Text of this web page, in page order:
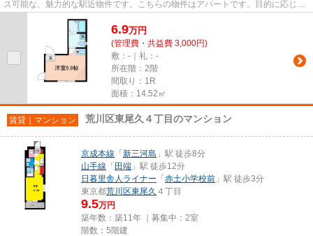
ス可能な、魅力的な駅近物件です。こちらの物件はアパートです。目的に応じて
6.9万円
(管理費・共益費 3,000円)
敷：-｜礼：-
所在階：2階
間取り：1R
面積：14.52㎡
賃貸｜マンション 荒川区東尾久４丁目のマンション
京成本線 「 新三河島 」駅 徒歩8分
山手線 「 田端 」駅 徒歩12分
日暮里舎人ライナー 「 赤土小学校前 」駅 徒歩3分
東京都荒川区東尾久 ４丁目
9.5万円
築年数：築11年 ｜募集中： 2室
階数：5階建